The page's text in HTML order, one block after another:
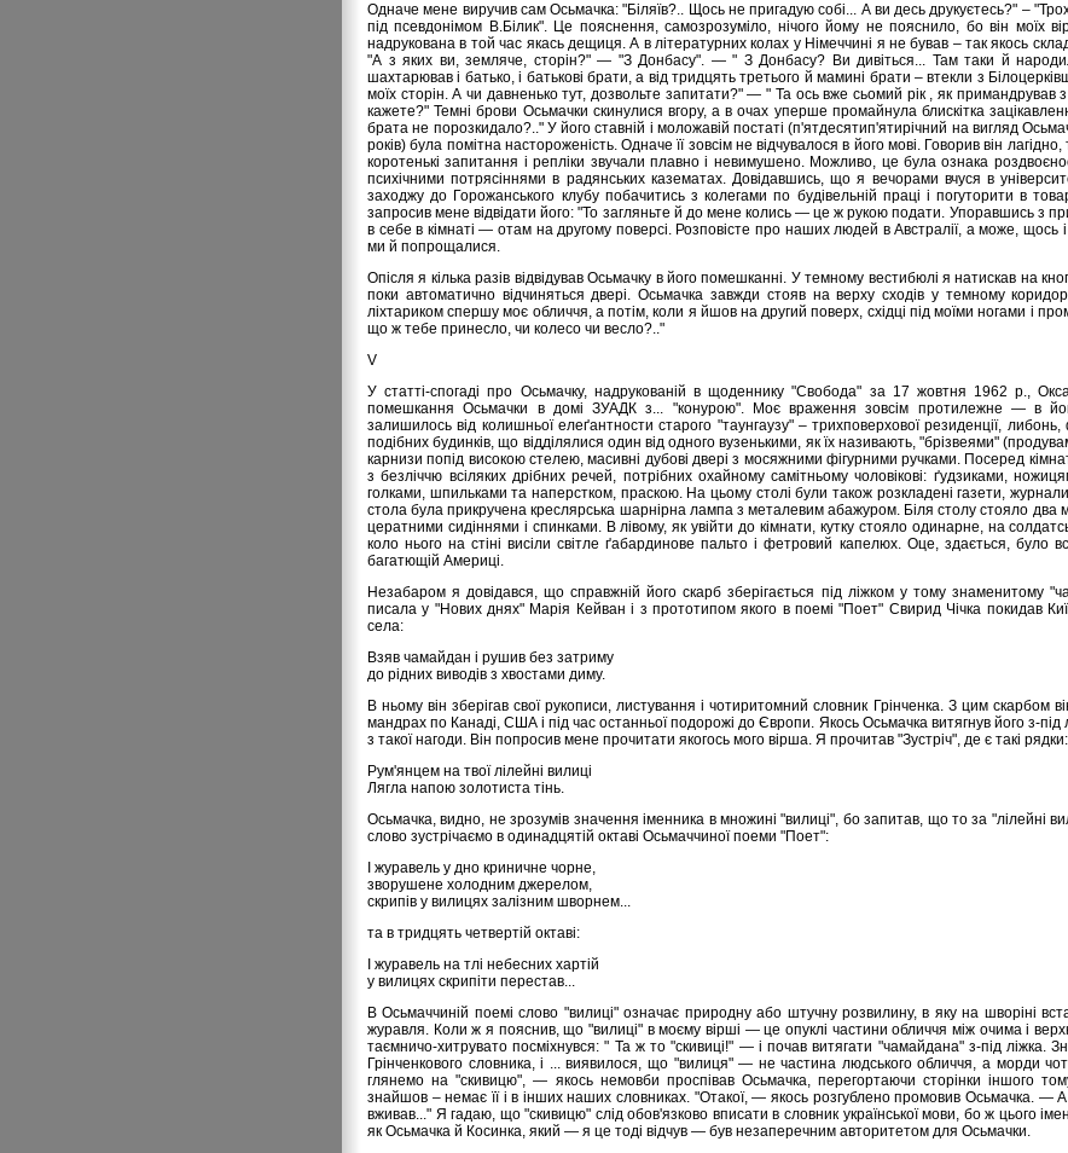
Одначе мене виручив сам Осьмачка: "Біляїв?.. Щось не пригадую собі... А ви десь друкуєтесь?" –
під псевдонімом В.Білик". Це пояснення, самозрозуміло, нічого йому не пояснило, бо він моїх
надрукована в той час якась дещиця. А в літературних колах у Німеччині я не бував – так якось
"А з яких ви, земляче, сторін?" — "З Донбасу". — " З Донбасу? Ви дивіться... Там таки й
шахтарював і батько, і батькові брати, а від тридцять третього й мамині брати – втекли з
моїх сторін. А чи давненько тут, дозвольте запитати?" — " Та ось вже сьомий рік , як примандрував з
кажете?" Темні брови Осьмачки скинулися вгору, а в очах уперше промайнула блискітка
брата не порозкидало?.." У його ставній і моложавій постаті (п'ятдесятип'ятирічний на вигляд
років) була помітна настороженість. Одначе її зовсім не відчувалося в його мові. Говорив він лагідно,
коротенькі запитання і репліки звучали плавно і невимушено. Можливо, це була ознака
психічними потрясіннями в радянських казематах. Довідавшись, що я вечорами вчуся в
заходжу до Горожанського клубу побачитись з колегами по будівельній праці і погуторити в
запросив мене відвідати його: "То загляньте й до мене колись — це ж рукою подати. Упоравшись з
в себе в кімнаті — отам на другому поверсі. Розповісте про наших людей в Австралії, а може, щось
ми й попрощалися.
Опісля я кілька разів відвідував Осьмачку в його помешканні. У темному вестибюлі я натискав на
поки автоматично відчиняться двері. Осьмачка завжди стояв на верху сходів у темному
ліхтариком спершу моє обличчя, а потім, коли я йшов на другий поверх, східці під моїми ногами і
що ж тебе принесло, чи колесо чи весло?.."
V
У статті-спогаді про Осьмачку, надрукованій в щоденнику "Свобода" за 17 жовтня 1962 р.,
помешкання Осьмачки в домі ЗУАДК з... "конурою". Моє враження зовсім протилежне — в
залишилось від колишньої елеґантности старого "таунгаузу" – трихповерхової резиденції,
подібних будинків, що відділялися один від одного вузенькими, як їх називають, "брізвеями"
карнизи попід високою стелею, масивні дубові двері з мосяжними фігурними ручками. Посеред
з безліччю всіляких дрібних речей, потрібних охайному самітньому чоловікові: ґудзиками,
голками, шпильками та наперстком, праскою. На цьому столі були також розкладені газети, журнали,
стола була прикручена креслярська шарнірна лампа з металевим абажуром. Біля столу стояло два
цератними сидіннями і спинками. В лівому, як увійти до кімнати, кутку стояло одинарне, на
коло нього на стіні висіли світле ґабардинове пальто і фетровий капелюх. Оце, здається, було
багатющій Америці.
Незабаром я довідався, що справжній його скарб зберігається під ліжком у тому знаменитому
писала у "Нових днях" Марія Кейван і з прототипом якого в поемі "Поет" Свирид Чічка покидав
села:
Взяв чамайдан і рушив без затриму
до рідних виводів з хвостами диму.
В ньому він зберігав свої рукописи, листування і чотиритомний словник Грінченка. З цим скарбом
мандрах по Канаді, США і під час останньої подорожі до Європи. Якось Осьмачка витягнув його з-під
з такої нагоди. Він попросив мене прочитати якогось мого вірша. Я прочитав "Зустріч", де є такі рядки:
Рум'янцем на твої лілейні вилиці
Лягла напою золотиста тінь.
Осьмачка, видно, не зрозумів значення іменника в множині "вилиці", бо запитав, що то за "лілейні
слово зустрічаємо в одинадцятій октаві Осьмаччиної поеми "Поет":
І журавель у дно криничне чорне,
зворушене холодним джерелом,
скрипів у вилицях залізним шворнем...
та в тридцять четвертій октаві:
І журавель на тлі небесних хартій
у вилицях скрипіти перестав...
В Осьмаччиній поемі слово "вилиці" означає природну або штучну розвилину, в яку на шворіні
журавля. Коли ж я пояснив, що "вилиці" в моєму вірші — це опуклі частини обличчя між очима і
таємничо-хитрувато посміхнувся: " Та ж то "скивиці!" — і почав витягати "чамайдана" з-під ліжка.
Грінченкового словника, і ... виявилося, що "вилиця" — не частина людського обличчя, а морди
глянемо на "скивицю", — якось немовби проспівав Осьмачка, перегортаючи сторінки іншого
знайшов – немає її і в інших наших словниках. "Отакої, — якось розгублено промовив Осьмачка. — А
вживав..." Я гадаю, що "скивицю" слід обов'язково вписати в словник української мови, бо ж цього
як Осьмачка й Косинка, який — я це тоді відчув — був незаперечним авторитетом для Осьмачки.